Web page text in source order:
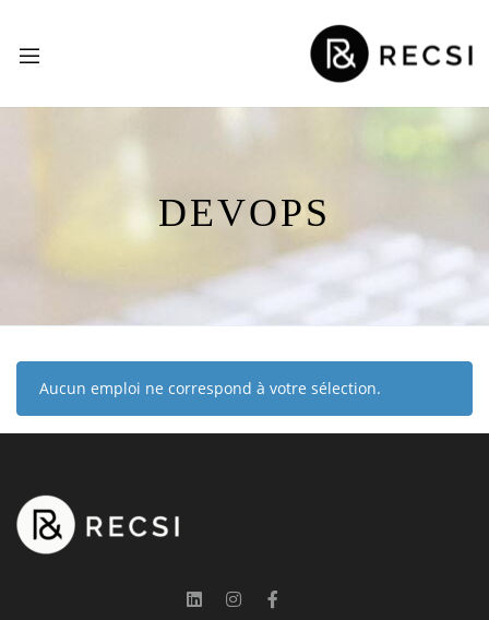
DEVOPS
Aucun emploi ne correspond à votre sélection.